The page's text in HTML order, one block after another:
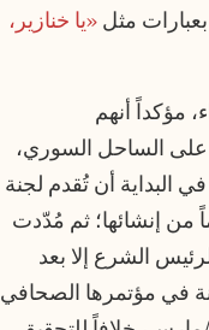
مثل «يا خنازير،
مؤكداً أنهم
على الساحل السوري،
أن تُقدم لجنة
للتحقيق في هذه المجازر تقريرها في خلال 30 يوماً من إنشائها؛ ثم مُدّدت
إلى الرئيس الشرع إلا بعد
اللجنة في مؤتمرها الصحافي